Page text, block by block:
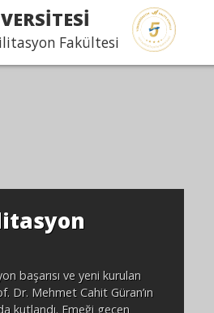
Fakültesi
başarısı ve yeni kurulan
Dr. Mehmet Cahit Güran’ın
kutlandı. Emeği geçen